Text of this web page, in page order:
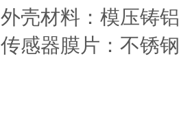
外壳材料：模压铸铝
传感器膜片：不锈钢